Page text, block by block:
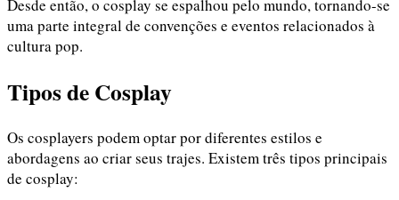
Desde então, o cosplay se espalhou pelo mundo, tornando-se
uma parte integral de convenções e eventos relacionados à
cultura pop.
Tipos de Cosplay
Os cosplayers podem optar por diferentes estilos e
abordagens ao criar seus trajes. Existem três tipos principais
de cosplay: